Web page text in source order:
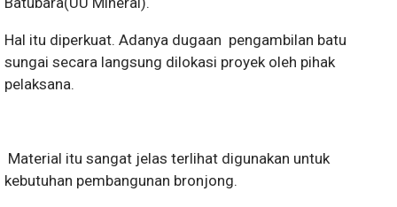
Hal itu diperkuat. Adanya dugaan pengambilan batu
sungai secara langsung dilokasi proyek oleh pihak
pelaksana.
Material itu sangat jelas terlihat digunakan untuk
kebutuhan pembangunan bronjong.